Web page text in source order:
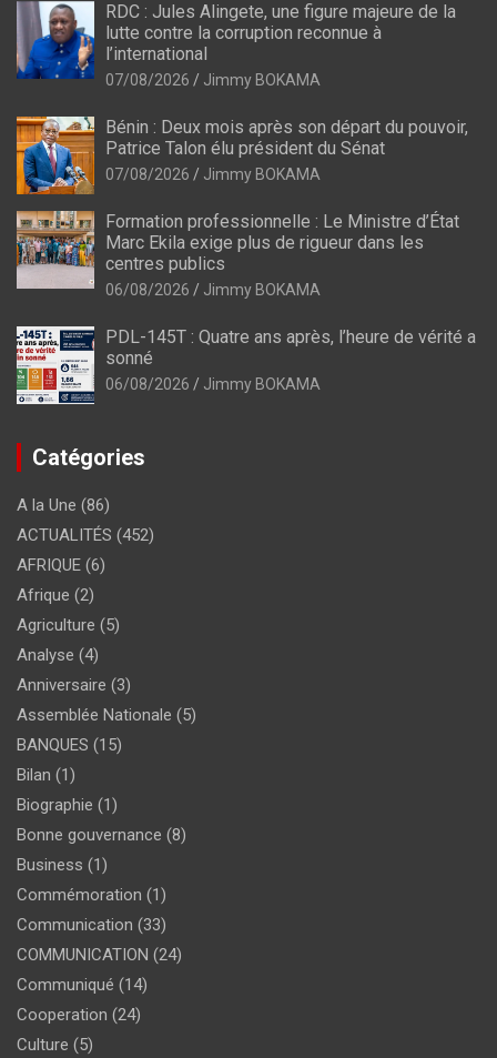
RDC : Jules Alingete, une figure majeure de la
lutte contre la corruption reconnue à
l’international
07/08/2026 Jimmy BOKAMA
Bénin : Deux mois après son départ du pouvoir,
Patrice Talon élu président du Sénat
07/08/2026 Jimmy BOKAMA
Formation professionnelle : Le Ministre d’État
Marc Ekila exige plus de rigueur dans les
centres publics
06/08/2026 Jimmy BOKAMA
PDL-145T : Quatre ans après, l’heure de vérité a
sonné
06/08/2026 Jimmy BOKAMA
Catégories
A la Une (86)
ACTUALITÉS (452)
AFRIQUE (6)
Afrique (2)
Agriculture (5)
Analyse (4)
Anniversaire (3)
Assemblée Nationale (5)
BANQUES (15)
Bilan (1)
Biographie (1)
Bonne gouvernance (8)
Business (1)
Commémoration (1)
Communication (33)
COMMUNICATION (24)
Communiqué (14)
Cooperation (24)
Culture (5)